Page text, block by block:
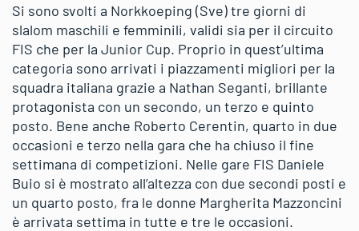
Si sono svolti a Norkkoeping (Sve) tre giorni di
slalom maschili e femminili, validi sia per il circuito
FIS che per la Junior Cup. Proprio in quest’ultima
categoria sono arrivati i piazzamenti migliori per la
squadra italiana grazie a Nathan Seganti, brillante
protagonista con un secondo, un terzo e quinto
posto. Bene anche Roberto Cerentin, quarto in due
occasioni e terzo nella gara che ha chiuso il fine
settimana di competizioni. Nelle gare FIS Daniele
Buio si è mostrato all’altezza con due secondi posti e
un quarto posto, fra le donne Margherita Mazzoncini
è arrivata settima in tutte e tre le occasioni.